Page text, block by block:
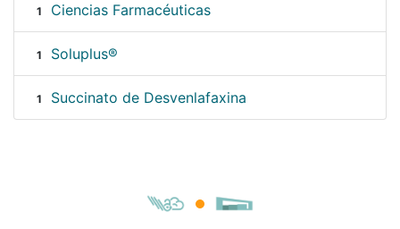
1 Ciencias Farmacéuticas
1 Soluplus®
1 Succinato de Desvenlafaxina